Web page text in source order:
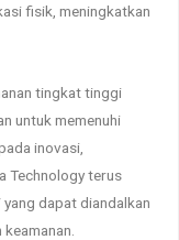
fisik, meningkatkan
tingkat tinggi
untuk memenuhi
inovasi,
Technology terus
dapat diandalkan